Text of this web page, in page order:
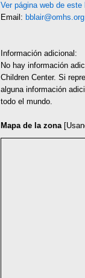
Ver página web de este
Email: bblair@omhs.org
Información adicional:
No hay información
Children Center. Si
alguna información
todo el mundo.
Mapa de la zona